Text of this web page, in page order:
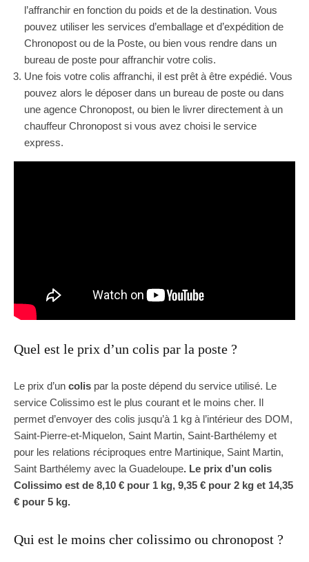
l’affranchir en fonction du poids et de la destination. Vous
pouvez utiliser les services d’emballage et d’expédition de
Chronopost ou de la Poste, ou bien vous rendre dans un
bureau de poste pour affranchir votre colis.
Une fois votre colis affranchi, il est prêt à être expédié. Vous
pouvez alors le déposer dans un bureau de poste ou dans
une agence Chronopost, ou bien le livrer directement à un
chauffeur Chronopost si vous avez choisi le service
express.
Quel est le prix d’un colis par la poste ?
Le prix d’un colis par la poste dépend du service utilisé. Le
service Colissimo est le plus courant et le moins cher. Il
permet d’envoyer des colis jusqu’à 1 kg à l’intérieur des DOM,
Saint-Pierre-et-Miquelon, Saint Martin, Saint-Barthélemy et
pour les relations réciproques entre Martinique, Saint Martin,
Saint Barthélemy avec la Guadeloupe. Le prix d’un colis
Colissimo est de 8,10 € pour 1 kg, 9,35 € pour 2 kg et 14,35
€ pour 5 kg.
Qui est le moins cher colissimo ou chronopost ?